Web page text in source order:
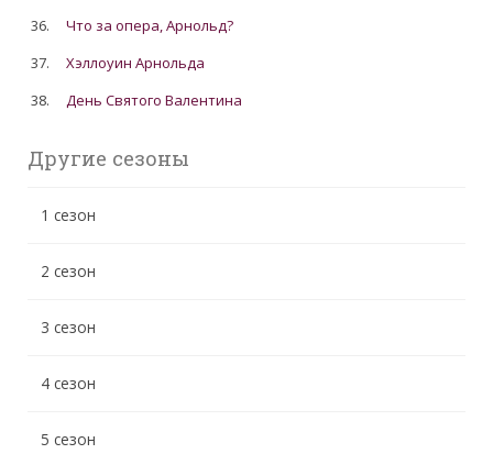
36.
Что за опера, Арнольд?
37.
Хэллоуин Арнольда
38.
День Святого Валентина
Другие сезоны
1 сезон
2 сезон
3 сезон
4 сезон
5 сезон